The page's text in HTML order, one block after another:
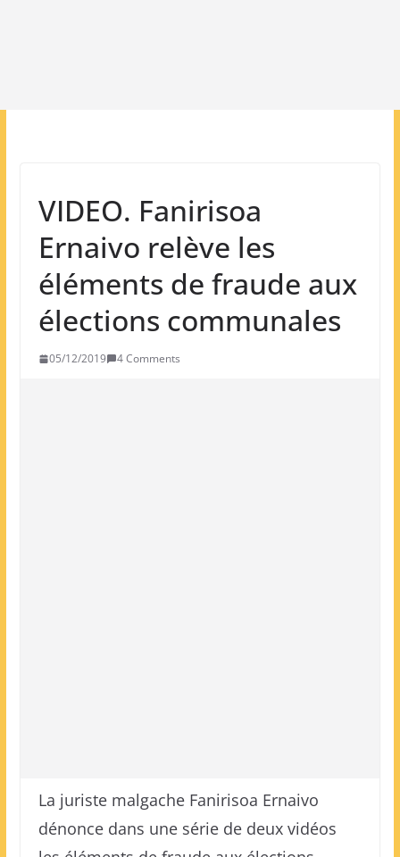
VIDEO. Fanirisoa
Ernaivo relève les
éléments de fraude aux
élections communales
05/12/2019 4 Comments
La juriste malgache Fanirisoa Ernaivo
dénonce dans une série de deux vidéos